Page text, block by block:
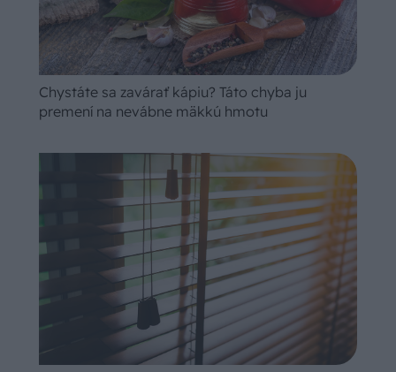
Chystáte sa zavárať kápiu? Táto chyba ju
premení na nevábne mäkkú hmotu